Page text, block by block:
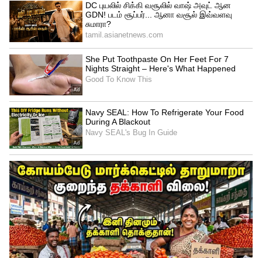
Aranmanai 4 : ‘அரண்மனை 4’ பயம்
காட்டியதா? பாடாய் படுத்தியதா?.. கம்பேக்
கொடுத்தாரா சுந்தர் சி? - விமர்சனம்
இதோ